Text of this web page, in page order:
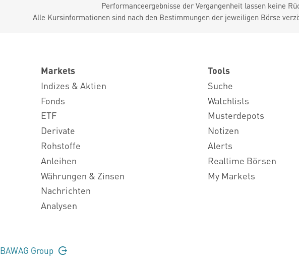
Performanceergebnisse der Vergangenheit lassen keine
Alle Kursinformationen sind nach den Bestimmungen der jeweiligen Börse
Markets
Indizes & Aktien
Fonds
ETF
Derivate
Rohstoffe
Anleihen
Währungen & Zinsen
Nachrichten
Analysen
Tools
Suche
Watchlists
Musterdepots
Notizen
Alerts
Realtime Börsen
My Markets
BAWAG Group